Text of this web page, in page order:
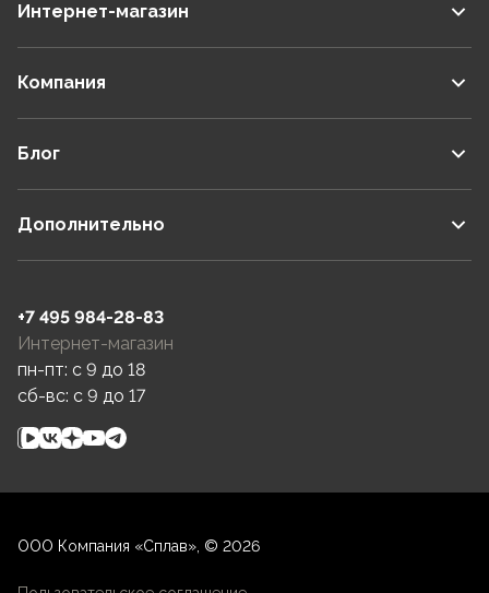
Интернет-магазин
Компания
Блог
Дополнительно
+7 495 984-28-83
Интернет-магазин
пн-пт: c 9 до 18
сб-вс: c 9 до 17
ООО Компания «Сплав», © 2026